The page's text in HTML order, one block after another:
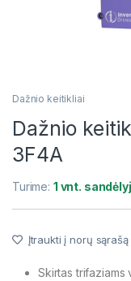
Dažnio keitikliai
Dažnio
3F4A
Turime: 1 vnt.
Įtraukti į norų sąrašą
Skirtas trifaziams